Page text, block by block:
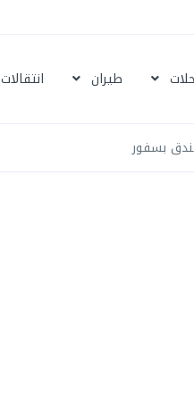
طيران انتقالات
بسفور